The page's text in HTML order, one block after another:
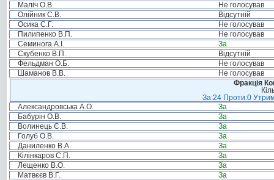
Маліч О.В.
Не голосував
Олійник С.В.
Відсутній
Осика С.Г.
Не голосував
Пилипенко В.П.
Не голосував
Семинога А.І.
За
Скубенко В.П.
Відсутній
Фельдман О.Б.
Не голосував
Шаманов В.В.
Не голосував
Фракція
За:24 Проти:0
Александровська А.О.
За
Бабурін О.В.
За
Волинець Є.В.
За
Голуб О.В.
За
Даниленко В.А.
За
Кілінкаров С.П.
За
Лещенко В.О.
За
Матвєєв В.Г.
За